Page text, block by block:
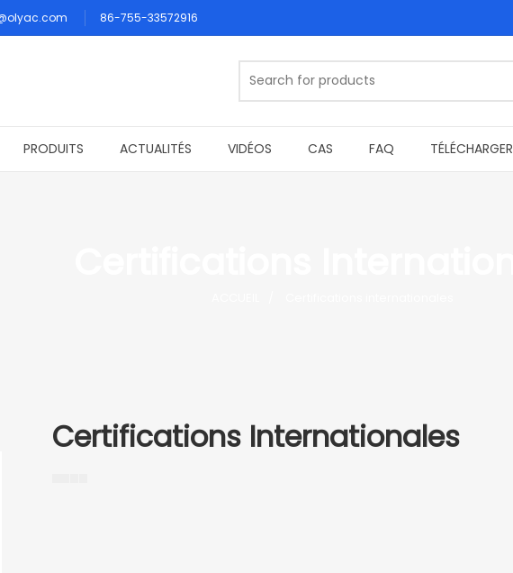
86-755-33572916
PRODUITS ACTUALITÉS VIDÉOS CAS FAQ TÉLÉCHARGER
Certifications Internationales